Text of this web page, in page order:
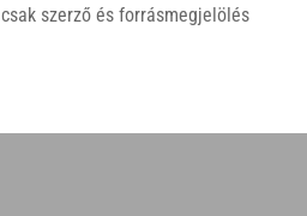
szerző és forrásmegjelölés